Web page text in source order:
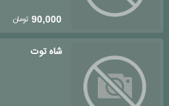
90,000 تومان
شاه توت